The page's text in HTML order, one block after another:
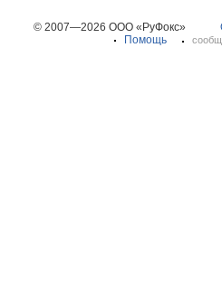
© 2007—2026 ООО «РуФокс»
Помощь